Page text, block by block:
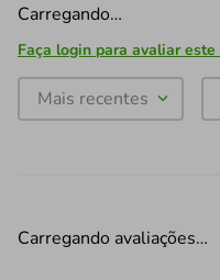
Carregando…
Faça login para avaliar
Mais recentes
Carregando avaliações…